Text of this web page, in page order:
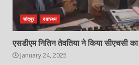
चांदपुर स्वास्थ्य
एसडीएम नितिन तेवतिया ने किया सीएचसी
January 24, 2025